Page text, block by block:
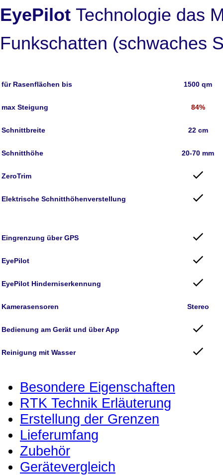
EyePilot Technologie das
Funkschatten (schwaches
für Rasenflächen bis 1500 qm
max Steigung 84%
Schnittbreite 22 cm
Schnitthöhe 20-70 mm
ZeroTrim
Elektrische Schnitthöhenverstellung
Eingrenzung über GPS
EyePilot
EyePilot Hinderniserkennung
Kamerasensoren Stereo
Bedienung am Gerät und über App
Reinigung mit Wasser
Besondere Eigenschaften
RTK Technik Erläuterung
Erstellung der Grenzen
Lieferumfang
Zubehör
Gerätevergleich